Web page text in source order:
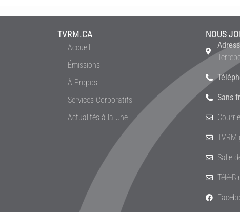
TVRM.CA
Accueil
Émissions
À Propos
Services Corporatifs
Actualités à la Une
NOUS
Sans
TVRM
Salle
Télé-